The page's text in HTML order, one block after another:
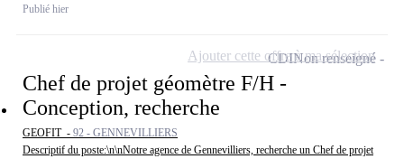
Publié hier
Chef de projet géomètre F/H -
Conception, recherche
GEOFIT - 92 - GENNEVILLIERS
Descriptif du poste:\n\nNotre agence de Gennevilliers, recherche un Chef de projet
CDINon renseigné
Ajouter cette offre à ma sélection